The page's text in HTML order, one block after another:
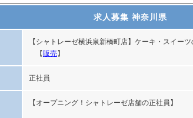
求人募集 神奈川県
【シャトレーゼ横浜泉新橋町店】ケーキ・スイー
【販売】
正社員
【オープニング！シャトレーゼ店舗の正社員】